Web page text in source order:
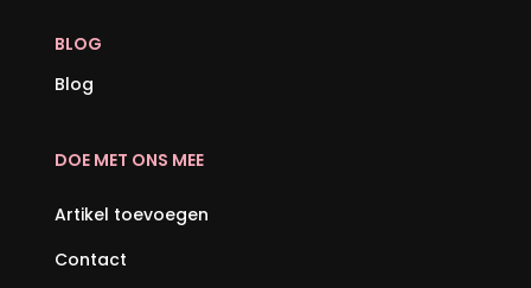
BLOG
Blog
DOE MET ONS MEE
Artikel toevoegen
Contact